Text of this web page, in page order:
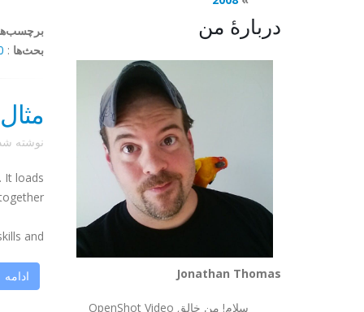
بحث‌ها :
نوشته
It loads
and ...
ادامه
دربارهٔ من
Jonathan Thomas
سلام! من خالق OpenShot Video